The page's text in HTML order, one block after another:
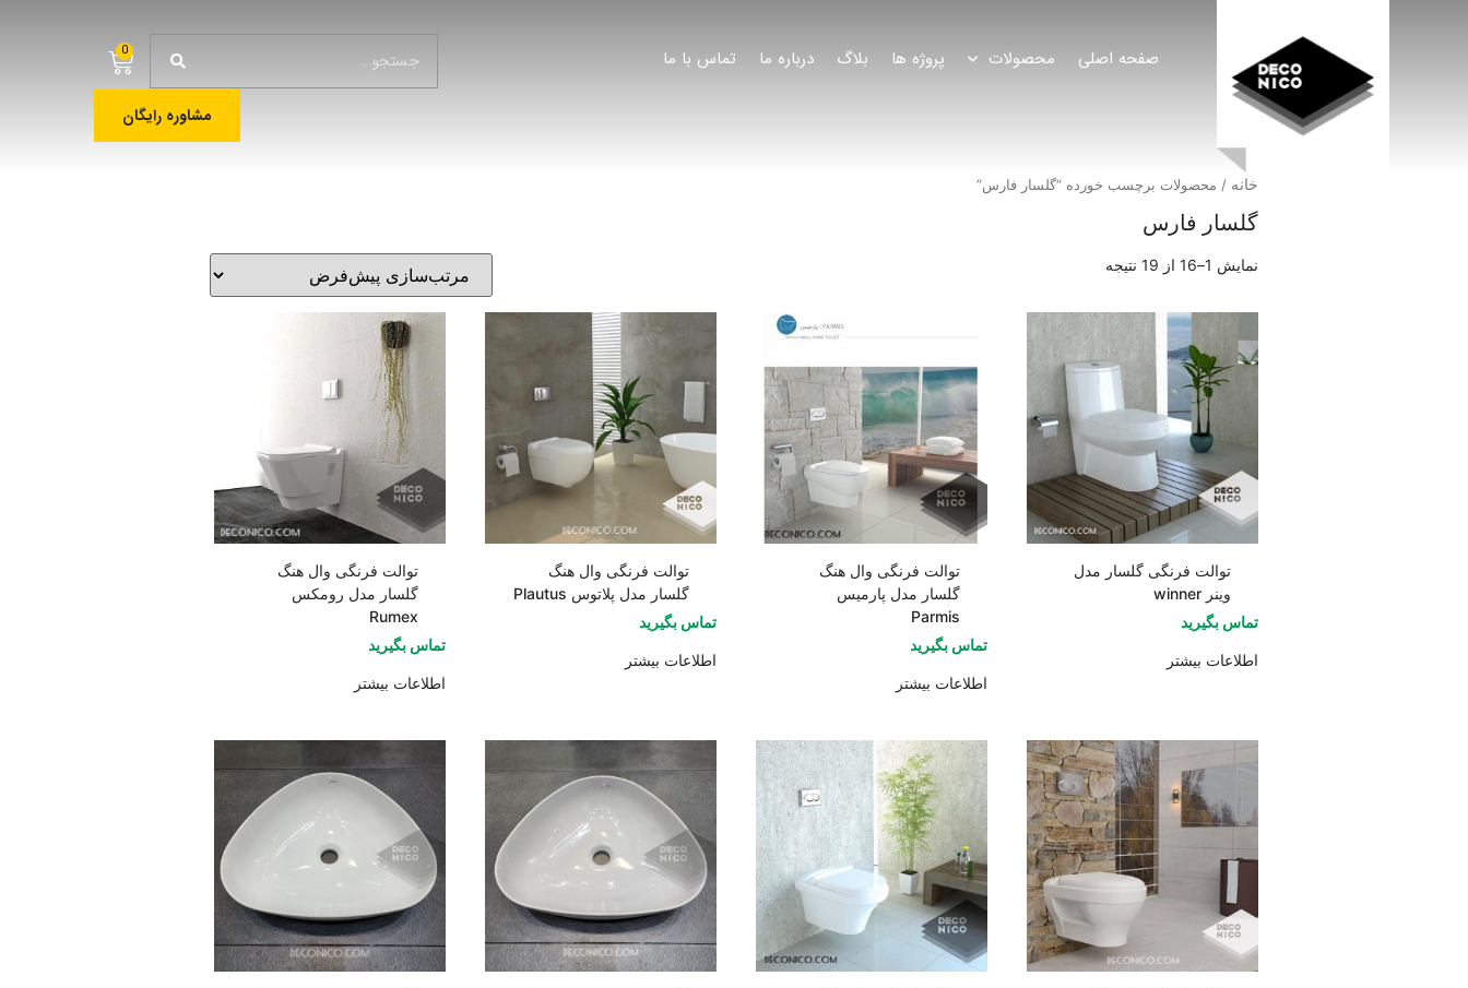
صفحه اصلی محصولات پروژه ها بلاگ درباره ما تماس با ما 0
مشاوره رایگان
خانه / محصولات برچسب خورده “گلسار فارس”
گلسار فارس
نمایش 1–16 از 19 نتیجه
توالت فرنگی گلسار مدل
وینر winner
تماس بگیرید
اطلاعات بیشتر
توالت فرنگی وال هنگ
گلسار مدل پارمیس
Parmis
تماس بگیرید
اطلاعات بیشتر
توالت فرنگی وال هنگ
گلسار مدل پلاتوس Plautus
تماس بگیرید
اطلاعات بیشتر
توالت فرنگی وال هنگ
گلسار مدل رومکس
Rumex
تماس بگیرید
اطلاعات بیشتر